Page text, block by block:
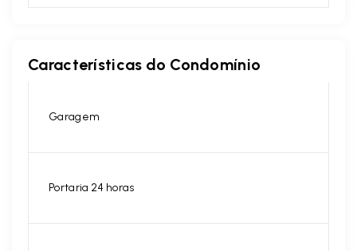
Características do Condomínio
Garagem
Portaria 24 horas